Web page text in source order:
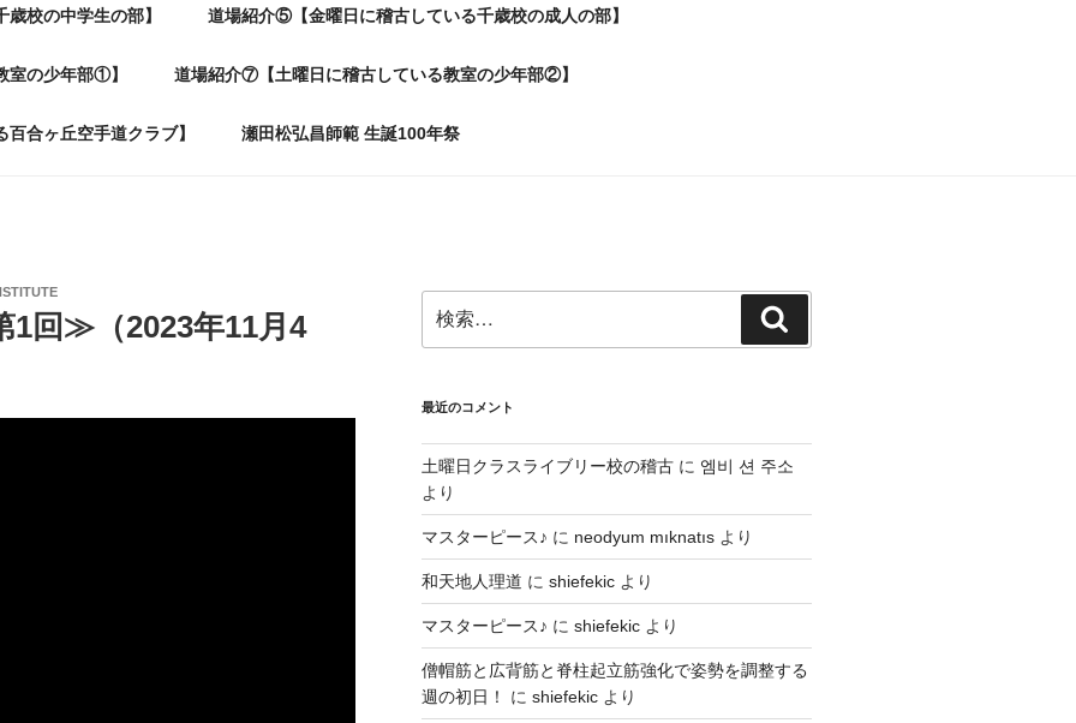
校の中学生の部】 道場紹介⑤【金曜日に稽古している千歳校の成人の部】
の少年部①】 道場紹介⑦【土曜日に稽古している教室の少年部②】
合ヶ丘空手道クラブ】 瀬田松弘昌師範 生誕100年祭
1回≫（2023年11月4
索:
索
最近のコメント
土曜日クラスライブリー校の稽古に 엠비 션 주소
より
マスターピース♪ に neodyum mıknatısより
和天地人理道 に shiefekicより
マスターピース♪ に shiefekicより
僧帽筋と広背筋と脊柱起立筋強化で姿勢を調整する
週の初日！
に shiefekicより